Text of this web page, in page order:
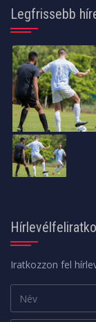
Legfrissebb
Iratkozzon fel